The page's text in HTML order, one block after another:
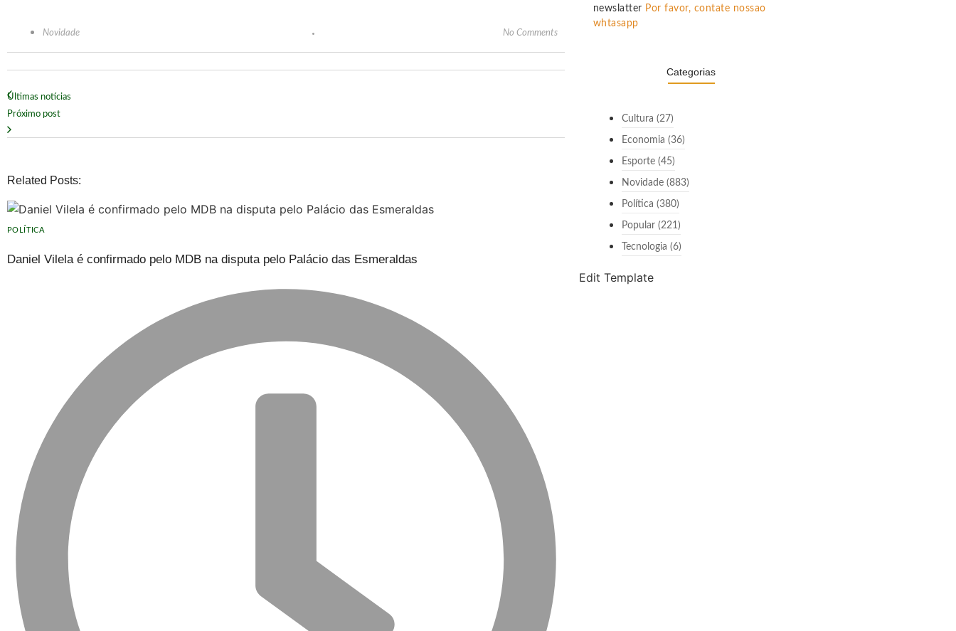
Novidade No Comments
Últimas notícias
Próximo post
Related Posts:
POLÍTICA
Daniel Vilela é confirmado pelo MDB na disputa pelo Palácio das Esmeraldas
newslatter Por favor, contate nossao
whtasapp
Categorias
Cultura (27)
Economia (36)
Esporte(45)
Novidade(883)
Política (380)
Popular(221)
Tecnologia (6)
Edit Template